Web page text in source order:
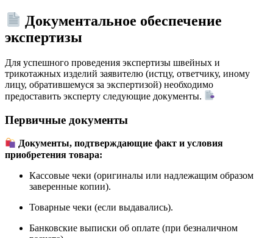
Документальное обеспечение
экспертизы
Для успешного проведения экспертизы швейных и
трикотажных изделий заявителю (истцу, ответчику, иному
лицу, обратившемуся за экспертизой) необходимо
предоставить эксперту следующие документы.
Первичные документы
Документы, подтверждающие факт и условия
приобретения товара:
Кассовые чеки (оригиналы или надлежащим образом
заверенные копии).
Товарные чеки (если выдавались).
Банковские выписки об оплате (при безналичном